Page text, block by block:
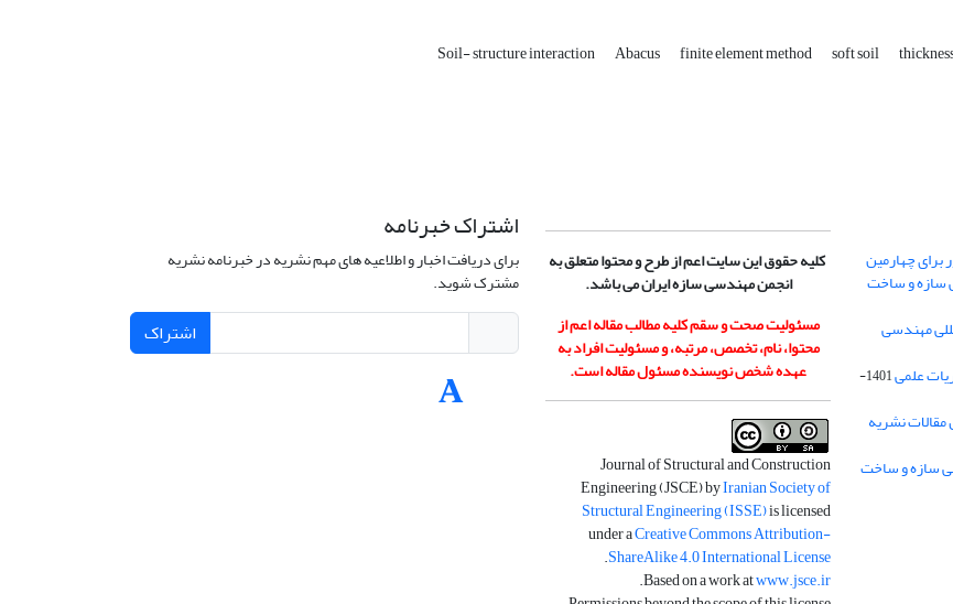
Soil- structure interaction Abacus finite element method soft soil
چهارمین
سازه و ساخت
مهندسی
علمی
1401-
نشریه
کلیه حقوق این سایت اعم از طرح و محتوا متعلق به
انجمن مهندسی سازه ایران می باشد.
مسئولیت صحت و سقم کلیه مطالب مقاله اعم از
محتوا، نام، تخصص، مرتبه، و مسئولیت افراد به
عهده شخص نویسنده مسئول مقاله است.
Journal of Structural and Construction
Engineering (JSCE) byIranian Society of
Structural Engineering (ISSE)is licensed
under aCreative Commons Attribution-
ShareAlike 4.0 International License
.
Based on a work atwww.jsce.ir
.
اشتراک خبرنامه
برای دریافت اخبار و اطلاعیه های مهم نشریه در خبرنامه نشریه
مشترک شوید.
اشتراک